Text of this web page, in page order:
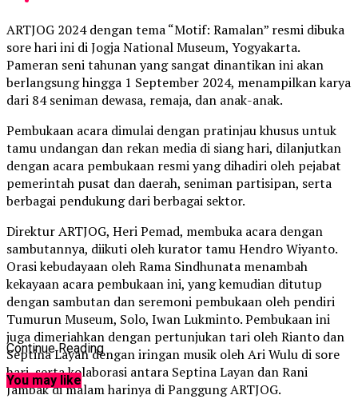
ARTJOG 2024 dengan tema “Motif: Ramalan” resmi dibuka
sore hari ini di Jogja National Museum, Yogyakarta.
Pameran seni tahunan yang sangat dinantikan ini akan
berlangsung hingga 1 September 2024, menampilkan karya
dari 84 seniman dewasa, remaja, dan anak-anak.
Pembukaan acara dimulai dengan pratinjau khusus untuk
tamu undangan dan rekan media di siang hari, dilanjutkan
dengan acara pembukaan resmi yang dihadiri oleh pejabat
pemerintah pusat dan daerah, seniman partisipan, serta
berbagai pendukung dari berbagai sektor.
Direktur ARTJOG, Heri Pemad, membuka acara dengan
sambutannya, diikuti oleh kurator tamu Hendro Wiyanto.
Orasi kebudayaan oleh Rama Sindhunata menambah
kekayaan acara pembukaan ini, yang kemudian ditutup
dengan sambutan dan seremoni pembukaan oleh pendiri
Tumurun Museum, Solo, Iwan Lukminto. Pembukaan ini
juga dimeriahkan dengan pertunjukan tari oleh Rianto dan
Septina Layan dengan iringan musik oleh Ari Wulu di sore
hari, serta kolaborasi antara Septina Layan dan Rani
Jambak di malam harinya di Panggung ARTJOG.
Continue Reading
You may like